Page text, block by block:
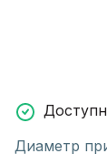
Диаметр